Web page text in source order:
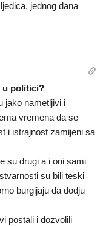
jednog dana
u politici?
jako nametljivi i
vremena da se
i istrajnost zamijeni sa
su drugi a i oni sami
su bili teski
burgijaju da dodju
postali i dozvolili